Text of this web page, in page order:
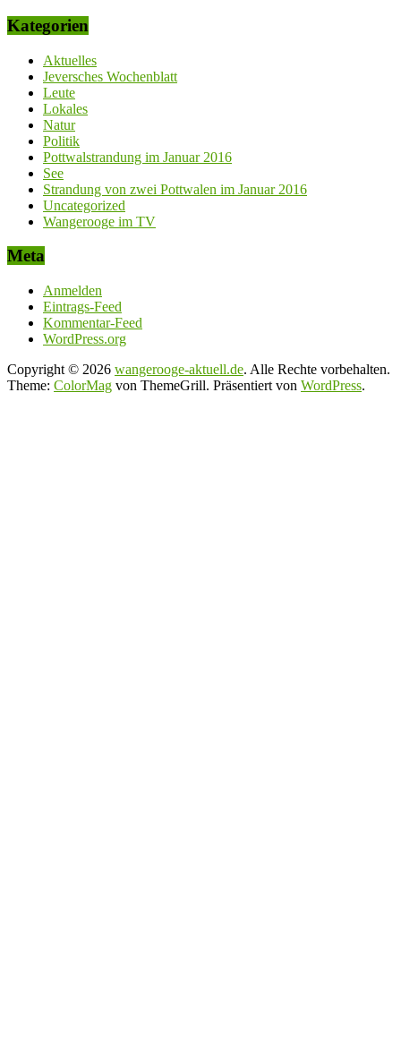
Kategorien
Aktuelles
Jeversches Wochenblatt
Leute
Lokales
Natur
Politik
Pottwalstrandung im Januar 2016
See
Strandung von zwei Pottwalen im Januar 2016
Uncategorized
Wangerooge im TV
Meta
Anmelden
Eintrags-Feed
Kommentar-Feed
WordPress.org
Copyright © 2026 wangerooge-aktuell.de. Alle Rechte vorbehalten.
Theme: ColorMag von ThemeGrill. Präsentiert von WordPress.